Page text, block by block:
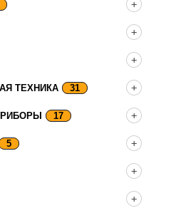
ТЕХНИКА 31
17
5